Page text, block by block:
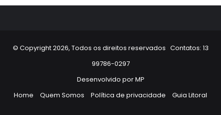
© Copyright 2026, Todos os direitos reservados Contatos: 13
99786-0297
Desenvolvido porMP
Home
Quem Somos Política de privacidade Guia Litoral